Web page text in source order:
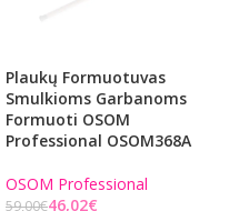
Plaukų Formuotuvas
Smulkioms Garbanoms
Formuoti OSOM
Professional OSOM368A
OSOM Professional
59,00€46,02€